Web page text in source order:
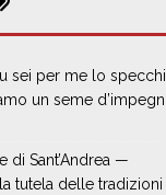
sei per me lo
un seme
di Sant’Andrea —
tutela delle tradizioni